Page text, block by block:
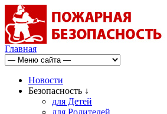
Главная
Новости
Безопасность ↓
для Детей
для Родителей